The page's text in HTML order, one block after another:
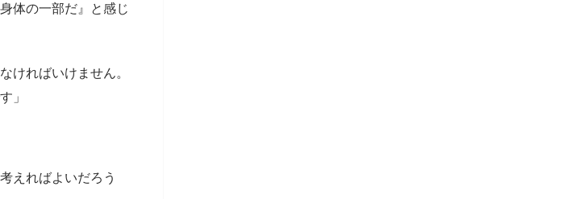
体の一部だ』と感じ
ければいけません。
」
えればよいだろう